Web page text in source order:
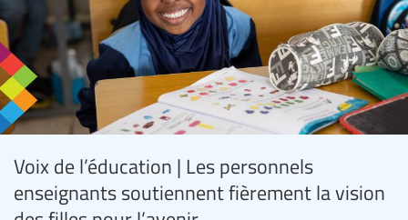
Voix de l’éducation | Les personnels
enseignants soutiennent fièrement la vision